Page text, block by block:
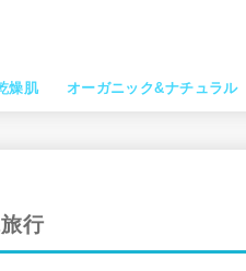
燥肌 オーガニック&ナチュラル
行